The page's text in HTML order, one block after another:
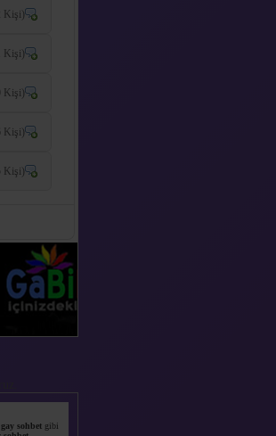
Kişi)
Kişi)
Kişi)
Kişi)
Kişi)
sohbet gibi